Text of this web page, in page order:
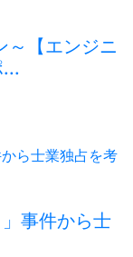
～【エンジニ
...
事件から士